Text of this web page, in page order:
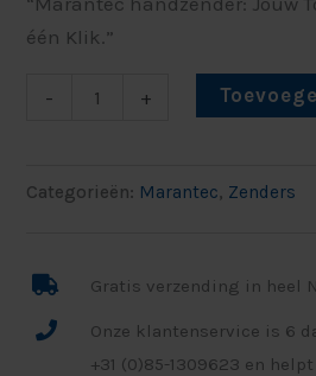
één Klik.”
- +
Categorieën: Marantec, Zenders
Gratis verzending in heel
Onze klantenservice is 6
+31 (0)85-1309623 en